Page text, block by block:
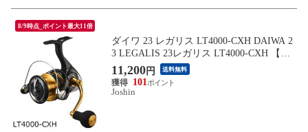
8/9時点_ポイント最大11倍
ダイワ 23 レガリス LT4000-CXH DAIWA 2
3 LEGALIS 23レガリス LT4000-CXH 【返
品種別A】
11,200円 送料無料
101
Joshin